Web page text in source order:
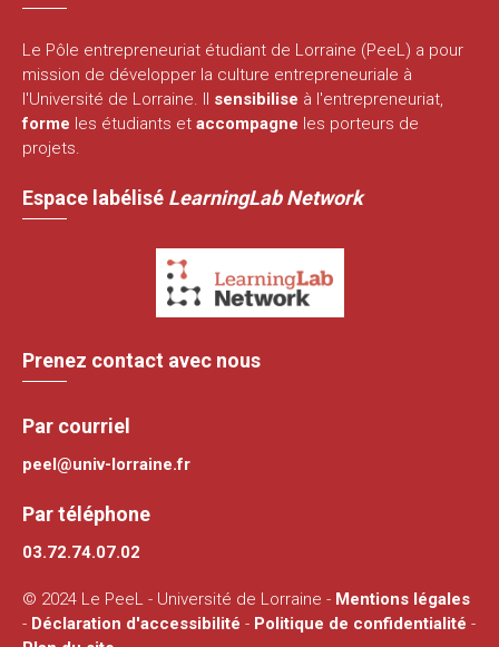
Le Pôle entrepreneuriat étudiant de Lorraine (PeeL) a pour
mission de développer la culture entrepreneuriale à
l'Université de Lorraine. Il sensibilise à l'entrepreneuriat,
forme les étudiants et accompagne les porteurs de
projets.
Espace labélisé LearningLab Network
Prenez contact avec nous
Par courriel
peel@univ-lorraine.fr
Par téléphone
03.72.74.07.02
© 2024 Le PeeL - Université de Lorraine - Mentions légales
- Déclaration d'accessibilité - Politique de confidentialité -